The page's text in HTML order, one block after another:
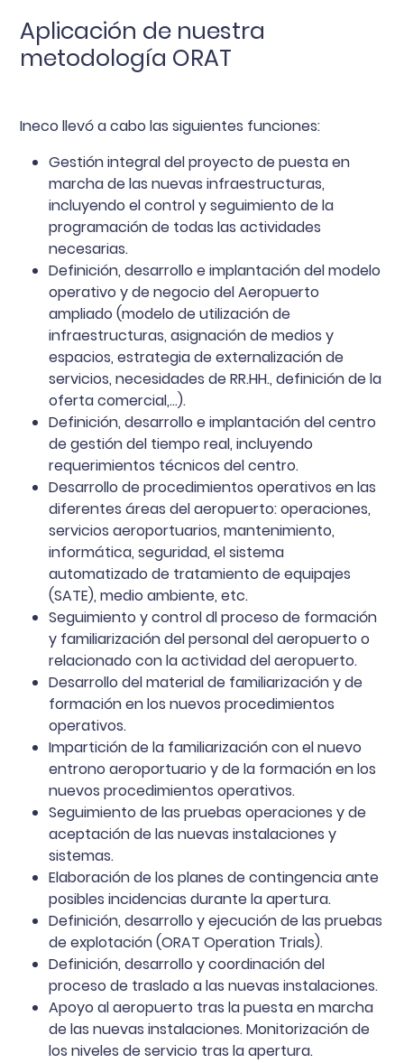
Aplicación de nuestra
metodología ORAT
Ineco llevó a cabo las siguientes funciones:
Gestión integral del proyecto de puesta en
marcha de las nuevas infraestructuras,
incluyendo el control y seguimiento de la
programación de todas las actividades
necesarias.
Definición, desarrollo e implantación del modelo
operativo y de negocio del Aeropuerto
ampliado (modelo de utilización de
infraestructuras, asignación de medios y
espacios, estrategia de externalización de
servicios, necesidades de RR.HH., definición de la
oferta comercial,…).
Definición, desarrollo e implantación del centro
de gestión del tiempo real, incluyendo
requerimientos técnicos del centro.
Desarrollo de procedimientos operativos en las
diferentes áreas del aeropuerto: operaciones,
servicios aeroportuarios, mantenimiento,
informática, seguridad, el sistema
automatizado de tratamiento de equipajes
(SATE), medio ambiente, etc.
Seguimiento y control dl proceso de formación
y familiarización del personal del aeropuerto o
relacionado con la actividad del aeropuerto.
Desarrollo del material de familiarización y de
formación en los nuevos procedimientos
operativos.
Impartición de la familiarización con el nuevo
entrono aeroportuario y de la formación en los
nuevos procedimientos operativos.
Seguimiento de las pruebas operaciones y de
aceptación de las nuevas instalaciones y
sistemas.
Elaboración de los planes de contingencia ante
posibles incidencias durante la apertura.
Definición, desarrollo y ejecución de las pruebas
de explotación (ORAT Operation Trials).
Definición, desarrollo y coordinación del
proceso de traslado a las nuevas instalaciones.
Apoyo al aeropuerto tras la puesta en marcha
de las nuevas instalaciones. Monitorización de
los niveles de servicio tras la apertura.